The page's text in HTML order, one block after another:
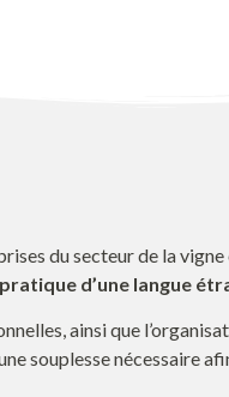
du secteur de la
d’une langue
ainsi que
souplesse nécessaire